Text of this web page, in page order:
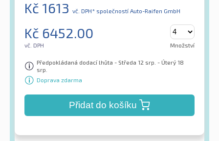
Kč 1613 vč. DPH* společností Auto-Raifen GmbH
Kč 6452.00
vč. DPH Množství
Předpokládaná dodací lhůta - Středa 12 srp. - Úterý 18
srp.
Doprava zdarma
Přidat do košíku